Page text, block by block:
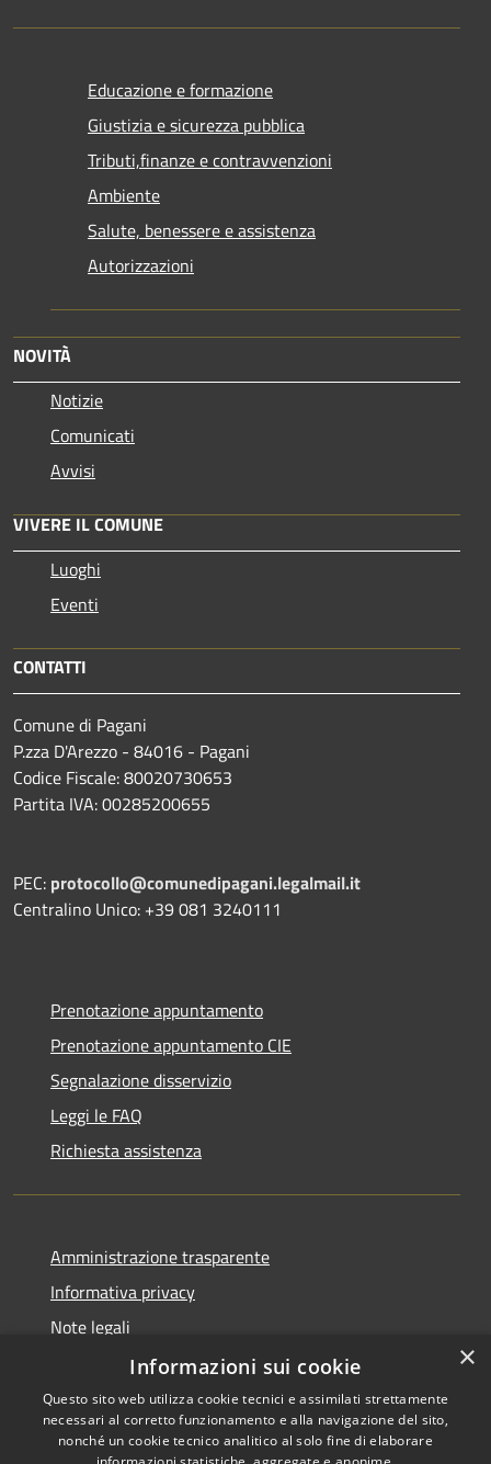
Educazione e formazione
Giustizia e sicurezza pubblica
Tributi,finanze e contravvenzioni
Ambiente
Salute, benessere e assistenza
Autorizzazioni
NOVITÀ
Notizie
Comunicati
Avvisi
VIVERE IL COMUNE
Luoghi
Eventi
CONTATTI
Comune di Pagani
P.zza D'Arezzo - 84016 - Pagani
Codice Fiscale: 80020730653
Partita IVA: 00285200655
PEC: protocollo@comunedipagani.legalmail.it
Centralino Unico: +39 081 3240111
Prenotazione appuntamento
Prenotazione appuntamento CIE
Segnalazione disservizio
Leggi le FAQ
Richiesta assistenza
Amministrazione trasparente
Informativa privacy
Note legali
Dichiarazione di accessibilità
×
Informazioni sui cookie
Questo sito web utilizza cookie tecnici e assimilati strettamente
necessari al corretto funzionamento e alla navigazione del sito,
nonché un cookie tecnico analitico al solo fine di elaborare